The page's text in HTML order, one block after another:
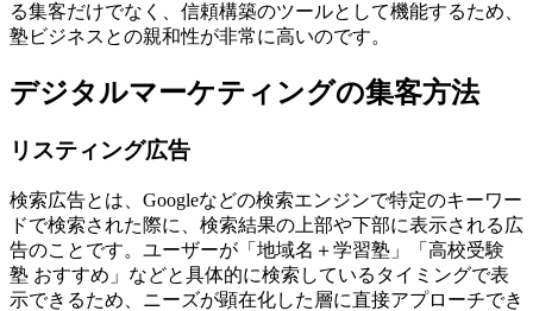
る集客だけでなく、 信頼構築のツールとして機能するため、
塾ビジネスとの親和性が非常に高いのです。
デジタルマーケティングの集客方法
リスティング広告
検索広告とは、Googleなどの検索エンジンで特定のキーワー
ドで検索された際に、 検索結果の上部や下部に表示される広
告のことです。ユーザーが「地域名＋学習塾」「高校受験
塾 おすすめ」などと具体的に検索しているタイミングで表
示できるため、ニーズが顕在化した層に直接アプローチでき